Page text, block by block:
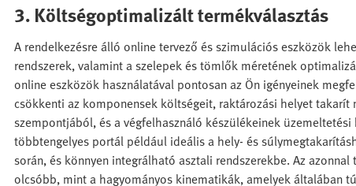
3. Költségoptimalizált termékválasztás
A rendelkezésre álló online tervező és szimulációs eszközök
rendszerek, valamint a szelepek és tömlők méretének
online eszközök használatával pontosan az Ön igényeinek
csökkenti az komponensek költségeit, raktározási helyet
szempontjából, és a végfelhasználó készülékeinek
többtengelyes portál például ideális a hely- és
során, és könnyen integrálható asztali rendszerekbe. Az
olcsóbb, mint a hagyományos kinematikák, amelyek általában